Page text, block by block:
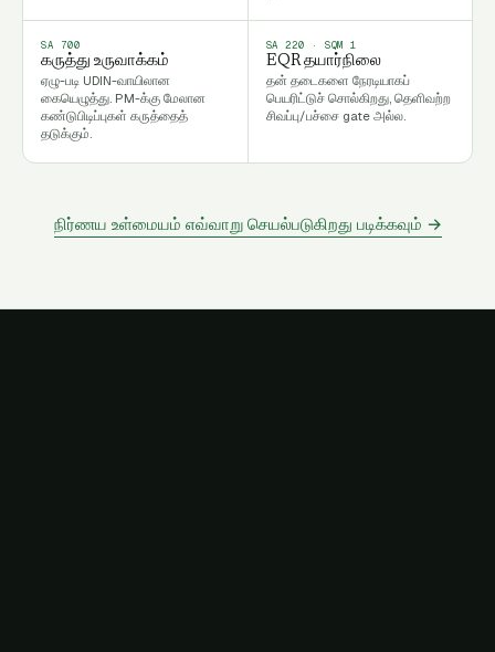
SA 700
கருத்து உருவாக்கம்
ஏழு-படி UDIN-வாயிலான
கையெழுத்து. PM-க்கு மேலான
கண்டுபிடிப்புகள் கருத்தைத்
தடுக்கும்.
SA 220 · SQM 1
EQR தயார்நிலை
தன் தடைகளை நேரடியாகப்
பெயரிட்டுச் சொல்கிறது, தெளிவற்ற
சிவப்பு/பச்சை gate அல்ல.
நிர்ணய உள்மையம் எவ்வாறு செயல்படுகிறது படிக்கவும் →